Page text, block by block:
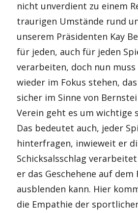
nicht unverdient zu einem
traurigen Umstände rund
unserem Präsidenten Kay
für jeden, auch für jeden
verarbeiten, doch nun
wieder im Fokus stehen,
sicher im Sinne von
Verein geht es um wichtige
Das bedeutet auch, jeder
hinterfragen, inwieweit er
Schicksalsschlag
er das Geschehene auf dem
ausblenden kann. Hier
die Empathie der